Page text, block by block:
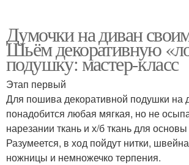
Подушки на диван
Подушки с цветком
Думочки на диван
Шьём декоративную
подушку: мастер-класс
Этап первый
Для пошива декоративной подушки на
понадобится любая мягкая, но не
нарезании ткань и х/б ткань для
Разумеется, в ход пойдут нитки,
ножницы и немножечко терпения.